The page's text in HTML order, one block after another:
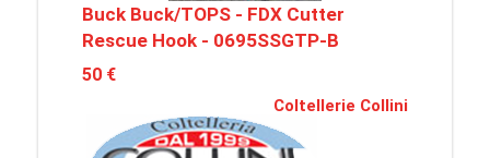
Buck Buck/TOPS - FDX Cutter
Rescue Hook - 0695SSGTP-B
50 €
Coltellerie Collini